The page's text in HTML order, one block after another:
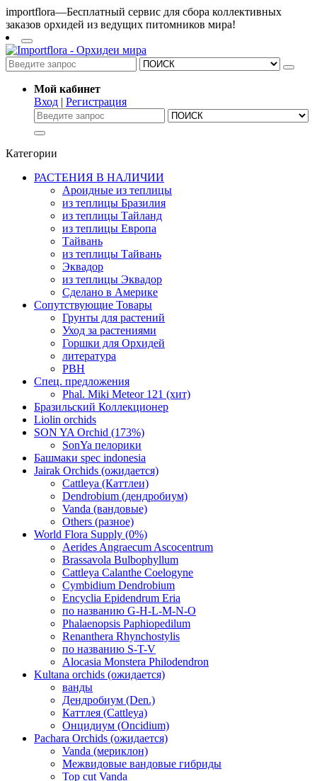
importflora—Бесплатный сервис для сбора коллективных
заказов орхидей из ведущих питомников мира!
Мой кабинет
Вход | Регистрация
Категории
РАСТЕНИЯ В НАЛИЧИИ
Ароидные из теплицы
из теплицы Бразилия
из теплицы Тайланд
из теплицы Европа
Тайвань
из теплицы Тайвань
Эквадор
из теплицы Эквадор
Сделано в Америке
Сопутствующие Товары
Грунты для растений
Уход за растениями
Горшки для Орхидей
литература
РВН
Спец. предложения
Phal. Miki Meteor 121 (хит)
Бразильский Коллекционер
Liolin orchids
SON YA Orchid (173%)
SonYa пелорики
Башмаки spec indonesia
Jairak Orchids (ожидается)
Cattleya (Каттлеи)
Dendrobium (дендробиум)
Vanda (вандовые)
Others (разное)
World Flora Supply (0%)
Aerides Angraecum Ascocentrum
Brassavola Bulbophyllum
Cattleya Calanthe Coelogyne
Cymbidium Dendrobium
Encyclia Epidendrum Eria
по названию G-H-L-M-N-O
Phalaenopsis Paphiopedilum
Renanthera Rhynchostylis
по названию S-T-V
Alocasia Monstera Philodendron
Kultana orchids (ожидается)
ванды
Дендробиум (Den.)
Каттлея (Cattleya)
Онцидиум (Oncidium)
Pachara Orchids (ожидается)
Vanda (мериклон)
Межвидовые вандовые гибриды
Top cut Vanda